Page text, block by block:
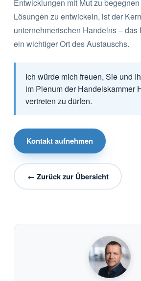
Entwicklungen mit Mut zu
Lösungen zu entwickeln, ist der Kern
unternehmerischen Handelns – das
ein wichtiger Ort des Austauschs.
Ich würde mich freuen, Sie und
im Plenum der Handelskammer
vertreten zu dürfen.
Kontakt aufnehmen
← Zurück zur Übersicht